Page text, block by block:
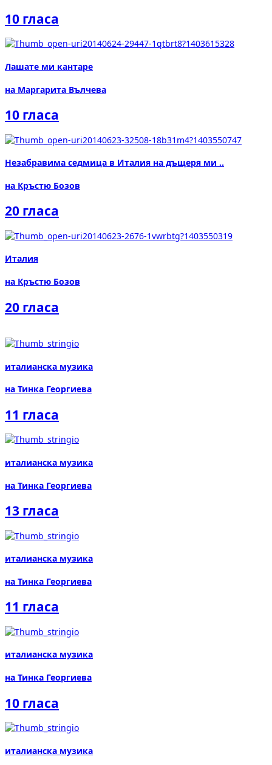
10 гласа
Лашате ми кантаре
на Маргарита Вълчева
10 гласа
Незабравима седмица в Италия на дъщеря ми ..
на Кръстю Бозов
20 гласа
Италия
на Кръстю Бозов
20 гласа
италианска музика
на Тинка Георгиева
11 гласа
италианска музика
на Тинка Георгиева
13 гласа
италианска музика
на Тинка Георгиева
11 гласа
италианска музика
на Тинка Георгиева
10 гласа
италианска музика